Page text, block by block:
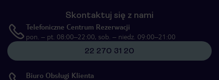
Skontaktuj się z nami
Telefoniczne Centrum Rezerwacji
pon. – pt. 08:00–22:00, sob. – niedz. 09:00–21:00
22 270 31 20
Biuro Obsługi Klienta